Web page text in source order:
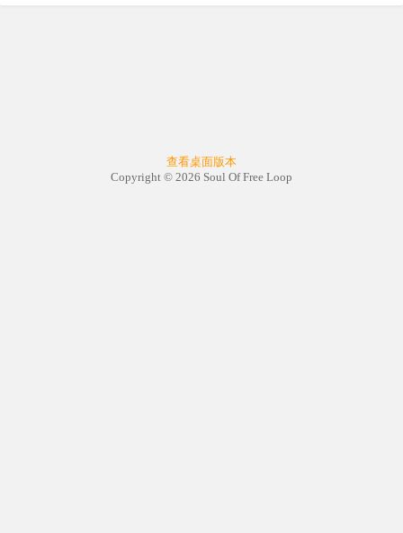
查看桌面版本
Copyright © 2026 Soul Of Free Loop